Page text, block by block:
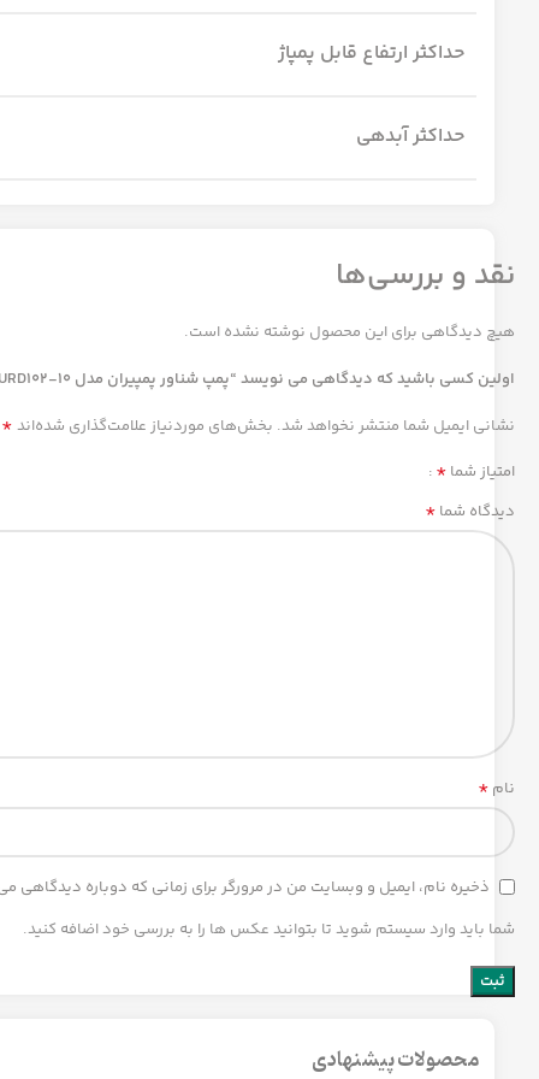
حداکثر ارتفاع قابل پمپاژ
حداکثر آبدهی
نقد و بررسی‌ها
هیچ دیدگاهی برای این محصول نوشته نشده است.
اولین کسی باشید که دیدگاهی می نویسد “پمپ شناور پمپیران مدل URD102-10”
نشانی ایمیل شما منتشر نخواهد شد. بخش‌های موردنیاز علامت‌گذاری شده‌اند *
امتیاز شما *
دیدگاه شما *
نام *
ذخیره نام، ایمیل و وبسایت من در مرورگر برای زمانی که دوباره دیدگاهی
شما باید وارد سیستم شوید تا بتوانید عکس ها را به بررسی خود اضافه کنید.
محصولات پیشنهادی